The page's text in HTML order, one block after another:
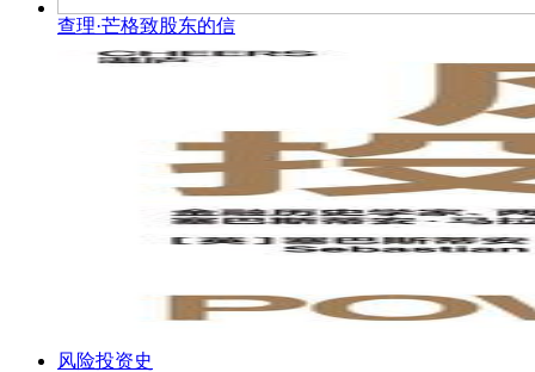
查理·芒格致股东的信
风险投资史